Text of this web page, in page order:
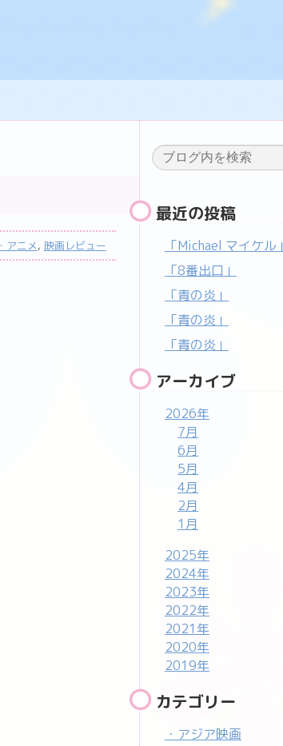
・アニメ, 映画レビュー
最近の投稿
「Michael マイケル」
「8番出口」
「青の炎」
「青の炎」
「青の炎」
アーカイブ
2026年
7月
6月
5月
4月
2月
1月
2025年
2024年
2023年
2022年
2021年
2020年
2019年
カテゴリー
・アジア映画